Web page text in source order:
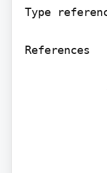
Type